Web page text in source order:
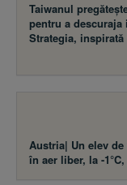
Taiwanul
pentru a descuraja
Strategia, inspirată
Austria| Un elev
în aer liber, la -